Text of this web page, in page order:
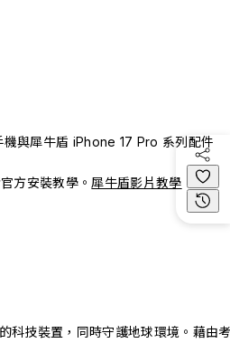
與犀牛盾 iPhone 17 Pro 系列配件
方安裝教學。 犀牛盾影片教學
科技裝置，同時守護地球環境。藉由